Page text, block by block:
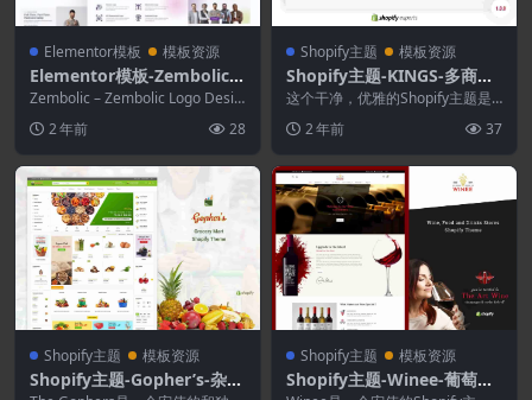
Elementor模板 模板资源
Elementor模板-Zembolic–
品牌设计机构Elementor模
板套件
Zembolic – Zembolic Logo Desig
ner Elemen...
2 年前 28
Shopify主题 模板资源
Shopify主题-KINGS-多商店
响应式Shopify主题
这个干净，优雅的Shopify主题是
专门为创建商务专业在线商店而设
计的。对于时尚...
2 年前 37
Shopify主题 模板资源
Shopify主题-Gopher’s-杂货
Shopify主题 模板资源
Shopify主题-Winee-葡萄酒.